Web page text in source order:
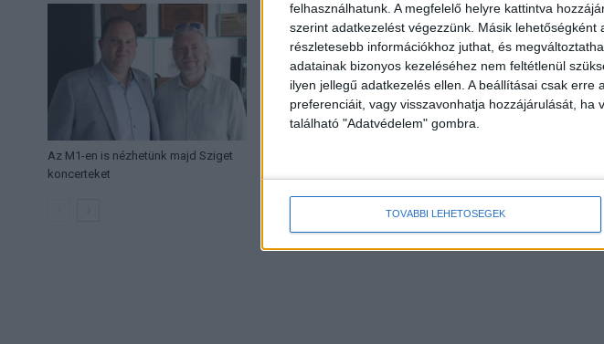
felhasználhatunk. A megfelelő helyre kattintva
szerint adatkezelést végezzünk. Másik
részletesebb információkhoz juthat, és
adatainak bizonyos kezeléséhez nem feltétlenül
ilyen jellegű adatkezelés ellen. A beállításai csak
preferenciáit, vagy visszavonhatja hozzájárulását,
található "Adatvédelem" gombra.
TOVÁBBI LEHETŐSÉGEK
Az M1-en is nézhetünk majd Sziget
koncerteket